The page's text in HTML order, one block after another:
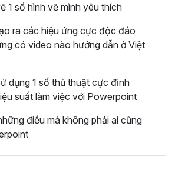
1 số hình vẽ mình yêu thích
ra các hiệu ứng cực độc đáo
có video nào hướng dẫn ở Việt
dụng 1 số thủ thuật cực đỉnh
suất làm việc với Powerpoint
điều mà không phải ai cũng